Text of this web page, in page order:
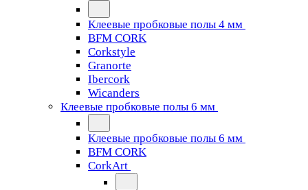
Клеевые пробковые полы 4 мм
BFM CORK
Corkstyle
Granorte
Ibercork
Wicanders
Клеевые пробковые полы 6 мм
Клеевые пробковые полы 6 мм
BFM CORK
CorkArt